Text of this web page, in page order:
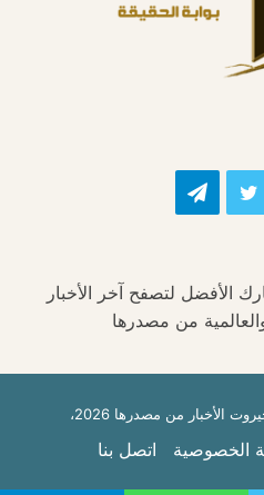
تويتر تيلقرام
الأفضل لتصفح آخر الأخبار
والعالمية من مصدرها
من مصدرها 2026،
الخصوصية اتصل بنا